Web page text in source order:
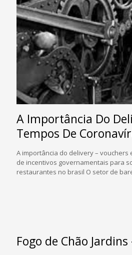
A Importância Do
Tempos De
A importância do delivery – vouchers
de incentivos governamentais para
restaurantes no brasil O setor de
Fogo de Chão